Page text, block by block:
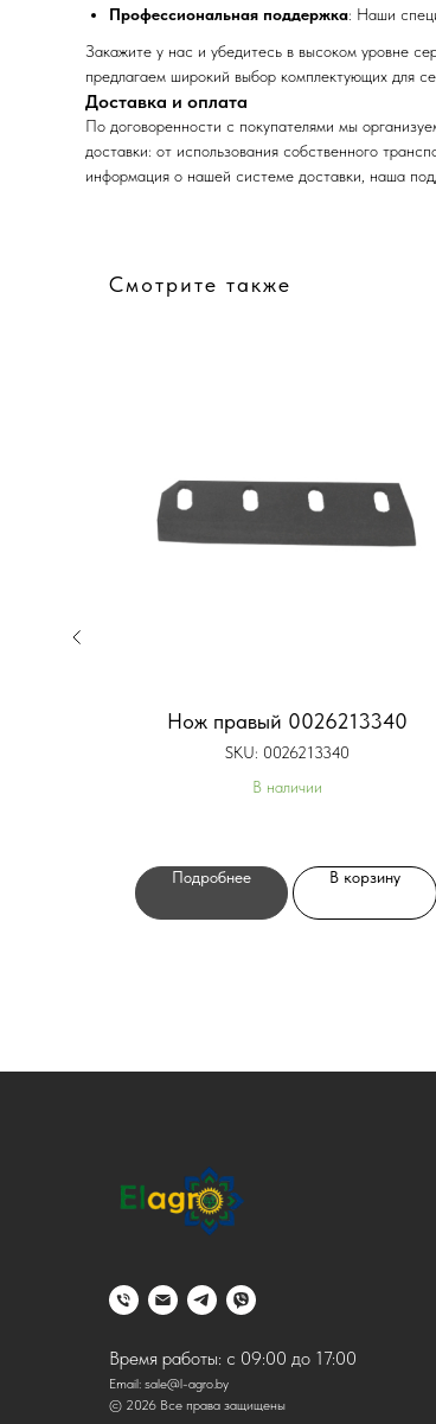
Профессиональная поддержка: Наши
Закажите у нас и убедитесь в высоком уровне
предлагаем широкий выбор комплектующих для
Доставка и оплата
По договоренности с покупателями мы
доставки: от использования собственного
информация о нашей системе доставки, наша
Смотрите также
Нож правый 0026213340
SKU: 0026213340
В наличии
Подробнее В корзину
Время работы: с 09:00 до 17:00
Email: sale@l-agro.by
© 2026 Все права защищены